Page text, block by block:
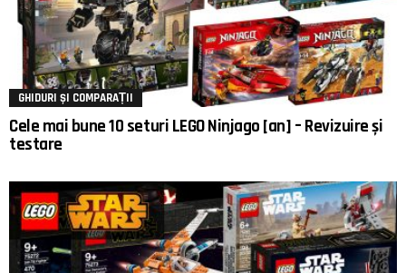
GHIDURI ȘI COMPARAȚII
Cele mai bune 10 seturi LEGO Ninjago [an] – Revizuire și
testare